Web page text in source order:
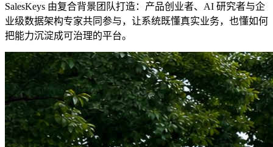
SalesKeys 由复合背景团队打造：产品创业者、AI 研究者与企
业级数据架构专家共同参与，让系统既懂真实业务，也懂如何
把能力沉淀成可治理的平台。